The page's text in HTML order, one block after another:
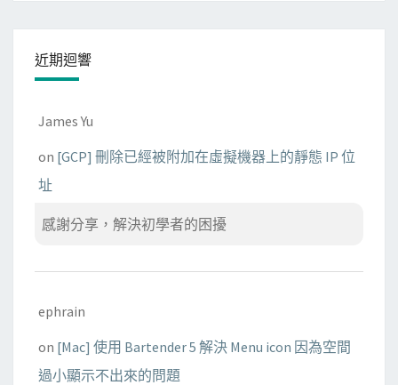
近期迴響
James Yu
on [GCP] 刪除已經被附加在虛擬機器上的靜態 IP 位
址
感謝分享，解決初學者的困擾
ephrain
on [Mac] 使用 Bartender 5 解決 Menu icon 因為空間
過小顯示不出來的問題